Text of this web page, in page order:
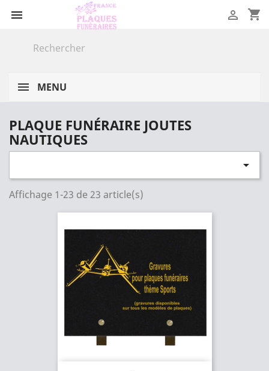
 shopping_cart

MENU
PLAQUE FUNÉRAIRE JOUTES
NAUTIQUES

Affichage 1-23 de 23 article(s)